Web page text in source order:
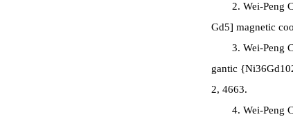
2. Wei-Peng
Gd5] magnetic
3. Wei-Peng
gantic
2, 4663.
4. Wei-Peng